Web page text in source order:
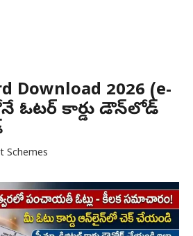
Download 2026 (e-
ఓటర్ కార్డు డౌన్‌లోడ్
Schemes